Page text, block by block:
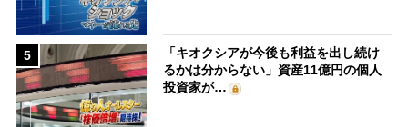
5
「キオクシアが今後も利益を出し続け
るかは分からない」資産11億円の個人
投資家が…